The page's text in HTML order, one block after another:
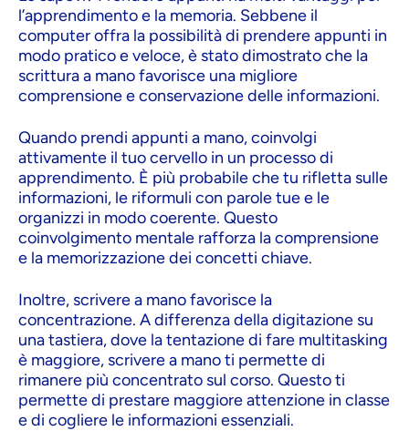
l’apprendimento e la memoria. Sebbene il
computer offra la possibilità di prendere appunti in
modo pratico e veloce, è stato dimostrato che la
scrittura a mano favorisce una migliore
comprensione e conservazione delle informazioni.
Quando prendi appunti a mano, coinvolgi
attivamente il tuo cervello in un processo di
apprendimento. È più probabile che tu rifletta sulle
informazioni, le riformuli con parole tue e le
organizzi in modo coerente. Questo
coinvolgimento mentale rafforza la comprensione
e la memorizzazione dei concetti chiave.
Inoltre, scrivere a mano favorisce la
concentrazione. A differenza della digitazione su
una tastiera, dove la tentazione di fare multitasking
è maggiore, scrivere a mano ti permette di
rimanere più concentrato sul corso. Questo ti
permette di prestare maggiore attenzione in classe
e di cogliere le informazioni essenziali.